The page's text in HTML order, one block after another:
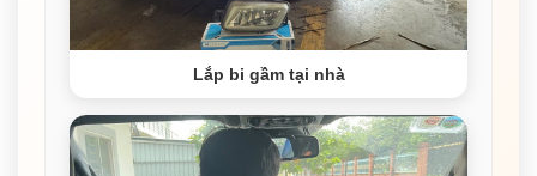
Lắp bi gầm tại nhà